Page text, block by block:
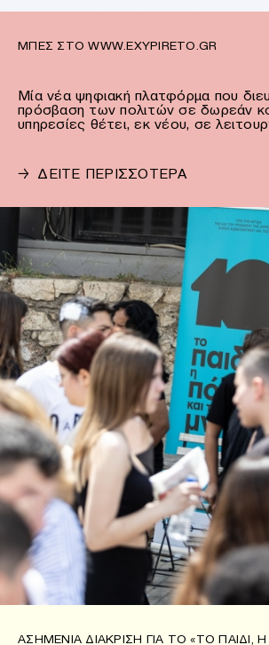
ΜΠΕΣ ΣΤΟ WWW.EXYPIRETO.GR
Μία νέα ψηφιακή πλατφόρμα που
πρόσβαση των πολιτών σε δωρεάν
υπηρεσίες θέτει, εκ νέου, σε
→ ΔΕΙΤΕ ΠΕΡΙΣΣΟΤΕΡΑ
ΑΣΗΜΈΝΙΑ ΔΙΆΚΡΙΣΗ ΓΙΑ ΤΟ «ΤΟ ΠΑΙΔΊ,